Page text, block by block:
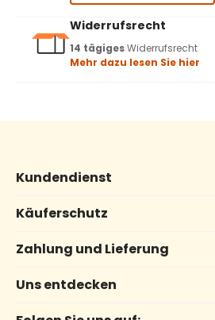
Widerrufsrecht
14 tägigesWiderrufsrecht
Mehr dazu lesen Sie hier
Kundendienst
Käuferschutz
Zahlung und Lieferung
Uns entdecken